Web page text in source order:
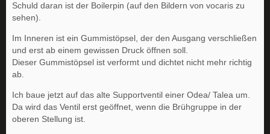
Schuld daran ist der Boilerpin (auf den Bildern von vocaris zu
sehen).
Im Inneren ist ein Gummistöpsel, der den Ausgang verschließen
und erst ab einem gewissen Druck öffnen soll.
Dieser Gummistöpsel ist verformt und dichtet nicht mehr richtig
ab.
Ich baue jetzt auf das alte Supportventil einer Odea/ Talea um.
Da wird das Ventil erst geöffnet, wenn die Brühgruppe in der
oberen Stellung ist.